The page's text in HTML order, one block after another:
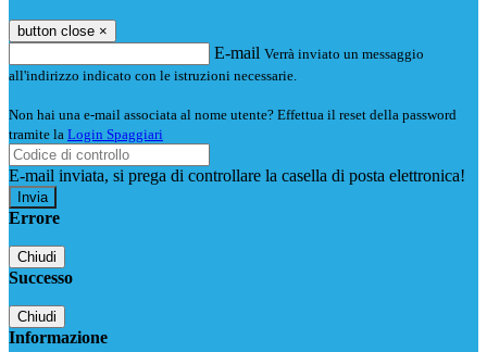
button close ×
E-mail Verrà inviato un messaggio
all'indirizzo indicato con le istruzioni necessarie.
Non hai una e-mail associata al nome utente? Effettua il reset della password
tramite la Login Spaggiari
E-mail inviata, si prega di controllare la casella di posta elettronica!
Errore
Chiudi
Successo
Chiudi
Informazione